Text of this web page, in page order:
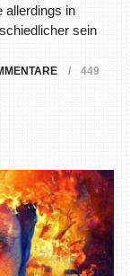
allerdings in
sein
449